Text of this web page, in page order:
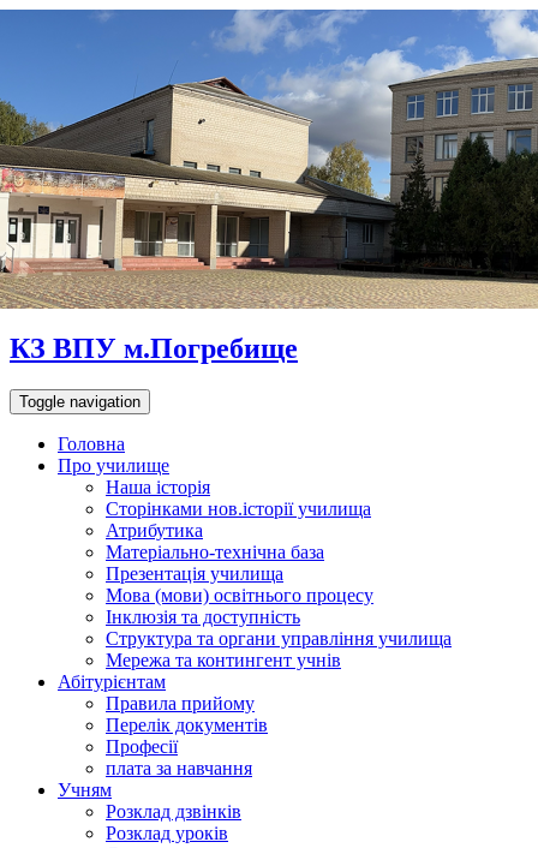
КЗ ВПУ м.Погребище
Toggle navigation
Головна
Про училище
Наша історія
Сторінками нов.історії училища
Атрибутика
Матеріально-технічна база
Презентація училища
Мова (мови) освітнього процесу
Інклюзія та доступність
Структура та органи управління училища
Мережа та контингент учнів
Абітурієнтам
Правила прийому
Перелік документів
Професії
плата за навчання
Учням
Розклад дзвінків
Розклад уроків